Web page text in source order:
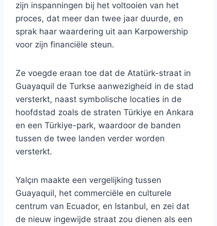
zijn inspanningen bij het voltooien van het
proces, dat meer dan twee jaar duurde, en
sprak haar waardering uit aan Karpowership
voor zijn financiële steun.
Ze voegde eraan toe dat de Atatürk-straat in
Guayaquil de Turkse aanwezigheid in de stad
versterkt, naast symbolische locaties in de
hoofdstad zoals de straten Türkiye en Ankara
en een Türkiye-park, waardoor de banden
tussen de twee landen verder worden
versterkt.
Yalçın maakte een vergelijking tussen
Guayaquil, het commerciële en culturele
centrum van Ecuador, en Istanbul, en zei dat
de nieuw ingewijde straat zou dienen als een